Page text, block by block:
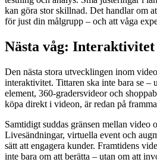
kan göra stor skillnad. Det handlar om
för just din målgrupp – och att våga
Nästa våg: Interaktivitet
Den nästa stora utvecklingen inom
interaktivitet. Tittaren ska inte bara se –
element, 360-gradersvideor och
köpa direkt i videon, är redan på
Samtidigt suddas gränsen mellan video
Livesändningar, virtuella event och
sätt att engagera kunder. Framtidens
inte bara om att berätta – utan om att